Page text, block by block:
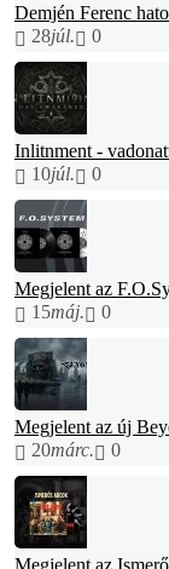
Demjén Ferenc
28júl. 0
Inlitnment -
10júl. 0
Megjelent az
15máj. 0
Megjelent az új
20márc. 0
Megjelent az